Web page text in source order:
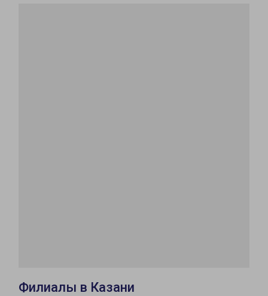
Филиалы в Казани